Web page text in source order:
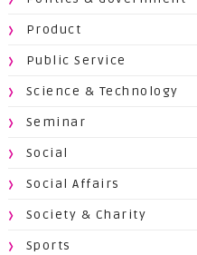
Product
Public Service
Science & Technology
Seminar
Social
Social Affairs
Society & Charity
Sports